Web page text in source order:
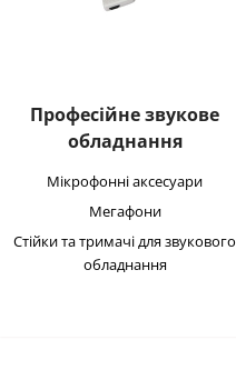
Професійне звукове
обладнання
Мікрофонні аксесуари
Мегафони
Стійки та тримачі для звукового
обладнання